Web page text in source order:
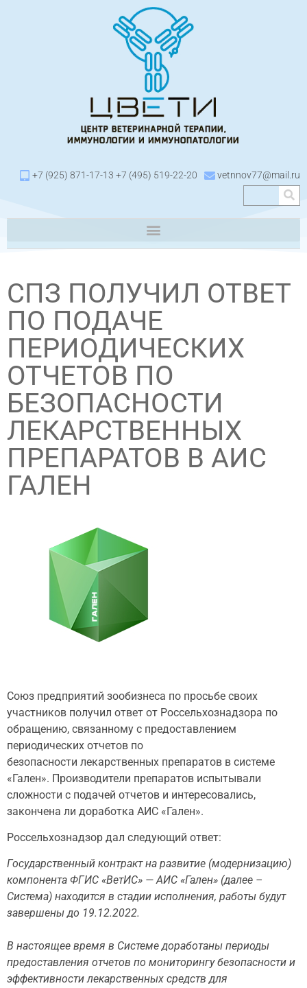
+7 (925) 871-17-13 +7 (495) 519-22-20 vetnnov77@mail.ru
СПЗ ПОЛУЧИЛ ОТВЕТ
ПО ПОДАЧЕ
ПЕРИОДИЧЕСКИХ
ОТЧЕТОВ ПО
БЕЗОПАСНОСТИ
ЛЕКАРСТВЕННЫХ
ПРЕПАРАТОВ В АИС
ГАЛЕН
Союз предприятий зообизнеса по просьбе своих
участников получил ответ от Россельхознадзора по
обращению, связанному с предоставлением
периодических отчетов по
безопасности лекарственных препаратов в системе
«Гален». Производители препаратов испытывали
сложности с подачей отчетов и интересовались,
закончена ли доработка АИС «Гален».
Россельхознадзор дал следующий ответ:
Государственный контракт на развитие (модернизацию)
компонента ФГИС «ВетИС» — АИС «Гален» (далее –
Система) находится в стадии исполнения, работы будут
завершены до 19.12.2022.
В настоящее время в Системе доработаны периоды
предоставления отчетов по мониторингу безопасности и
эффективности лекарственных средств для